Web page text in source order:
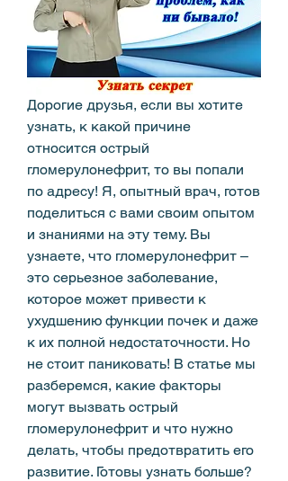
Дорогие друзья, если вы хотите
узнать, к какой причине
относится острый
гломерулонефрит, то вы попали
по адресу! Я, опытный врач, готов
поделиться с вами своим опытом
и знаниями на эту тему. Вы
узнаете, что гломерулонефрит –
это серьезное заболевание,
которое может привести к
ухудшению функции почек и даже
к их полной недостаточности. Но
не стоит паниковать! В статье мы
разберемся, какие факторы
могут вызвать острый
гломерулонефрит и что нужно
делать, чтобы предотвратить его
развитие. Готовы узнать больше?